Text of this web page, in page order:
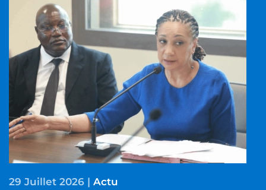
29 Juillet 2026 | Actu